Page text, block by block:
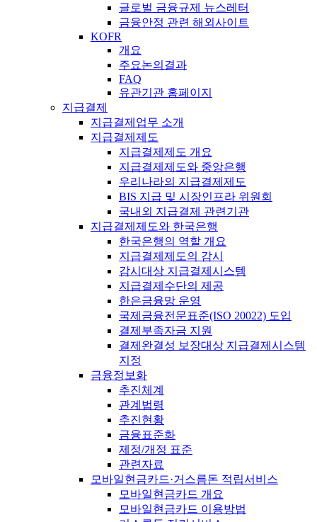
글로벌 금융규제 뉴스레터
금융안정 관련 해외사이트
KOFR
개요
주요논의결과
FAQ
유관기관 홈페이지
지급결제
지급결제업무 소개
지급결제제도
지급결제제도 개요
지급결제제도와 중앙은행
우리나라의 지급결제제도
BIS 지급 및 시장인프라 위원회
국내외 지급결제 관련기관
지급결제제도와 한국은행
한국은행의 역할 개요
지급결제제도의 감시
감시대상 지급결제시스템
지급결제수단의 제공
한은금융망 운영
국제금융전문표준(ISO 20022) 도입
결제부족자금 지원
결제완결성 보장대상 지급결제시스템
지정
금융정보화
추진체계
관계법령
추진현황
금융표준화
제정/개정 표준
관련자료
모바일현금카드·거스름돈 적립서비스
모바일현금카드 개요
모바일현금카드 이용방법